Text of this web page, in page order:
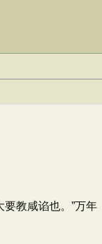
教咸谄也。”万年